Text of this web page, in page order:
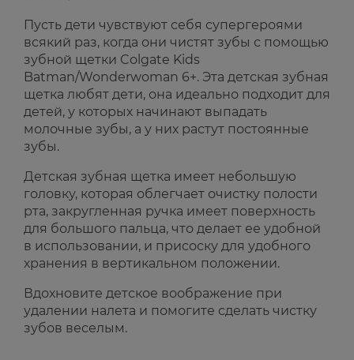
Пусть дети чувствуют себя супергероями
всякий раз, когда они чистят зубы с помощью
зубной щетки Colgate Kids
Batman/Wonderwoman 6+. Эта детская зубная
щетка любят дети, она идеально подходит для
детей, у которых начинают выпадать
молочные зубы, а у них растут постоянные
зубы.
Детская зубная щетка имеет небольшую
головку, которая облегчает очистку полости
рта, закругленная ручка имеет поверхность
для большого пальца, что делает ее удобной
в использовании, и присоску для удобного
хранения в вертикальном положении.
Вдохновите детское воображение при
удалении налета и помогите сделать чистку
зубов веселым.